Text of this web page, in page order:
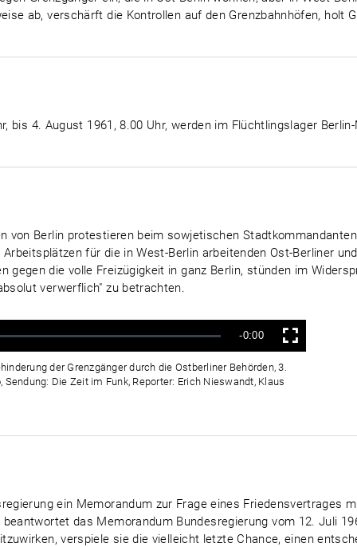
ab, verschärft die Kontrollen auf den Grenzbahnhöfen, holt
bis 4. August 1961, 8.00 Uhr, werden im Flüchtlingslager
von Berlin protestieren beim sowjetischen
für die in West-Berlin arbeitenden Ost-Berliner
gegen die volle Freizügigkeit in ganz Berlin, stünden im
verwerflich" zu betrachten.
Verbleibende
Zeit
-0:00 Vollbild
der Grenzgänger durch die Ostberliner Behörden, 3.
Die Zeit im Funk, Reporter: Erich Nieswandt, Klaus
ein Memorandum zur Frage eines Friedensvertrages
das Memorandum Bundesregierung vom 12. Juli
verspiele sie die vielleicht letzte Chance, einen